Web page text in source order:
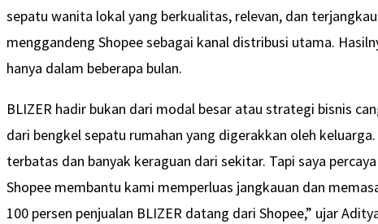
sepatu wanita lokal yang berkualitas, relevan, dan
menggandeng Shopee sebagai kanal distribusi utama.
hanya dalam beberapa bulan.
BLIZER hadir bukan dari modal besar atau strategi bisnis
dari bengkel sepatu rumahan yang digerakkan oleh
terbatas dan banyak keraguan dari sekitar. Tapi saya
Shopee membantu kami memperluas jangkauan dan
100 persen penjualan BLIZER datang dari Shopee,” ujar